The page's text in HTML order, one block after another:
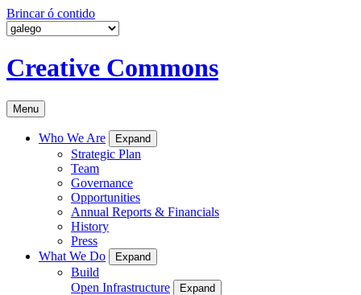
Brincar ó contido
Creative Commons
Menu
Who We Are Expand
Strategic Plan
Team
Governance
Opportunities
Annual Reports & Financials
History
Press
What We Do
Expand
Build
Open Infrastructure
Expand